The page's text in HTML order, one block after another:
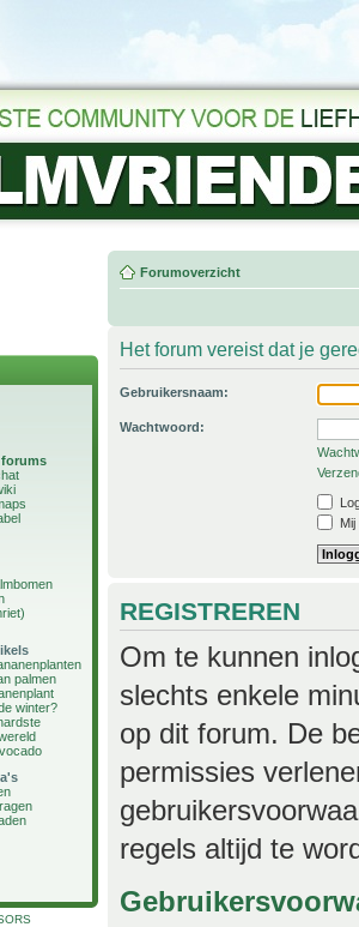
forums
palmen
winter?
Forumoverzicht
Het forum vereist dat je
Gebruikersnaam:
Wachtwoord:
REGISTREREN
Om te kunnen
slechts enkele
op dit forum. De
permissies
regels altijd te